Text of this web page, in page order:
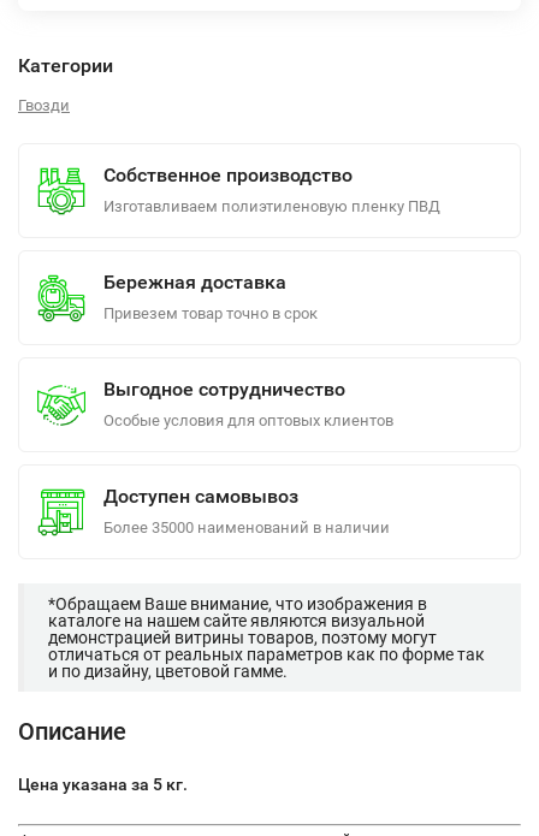
Категории
Гвозди
Собственное производство
Изготавливаем полиэтиленовую пленку ПВД
Бережная доставка
Привезем товар точно в срок
Выгодное сотрудничество
Особые условия для оптовых клиентов
Доступен самовывоз
Более 35000 наименований в наличии
*Обращаем Ваше внимание, что изображения в
каталоге на нашем сайте являются визуальной
демонстрацией витрины товаров, поэтому могут
отличаться от реальных параметров как по форме так
и по дизайну, цветовой гамме.
Описание
Цена указана за 5 кг.